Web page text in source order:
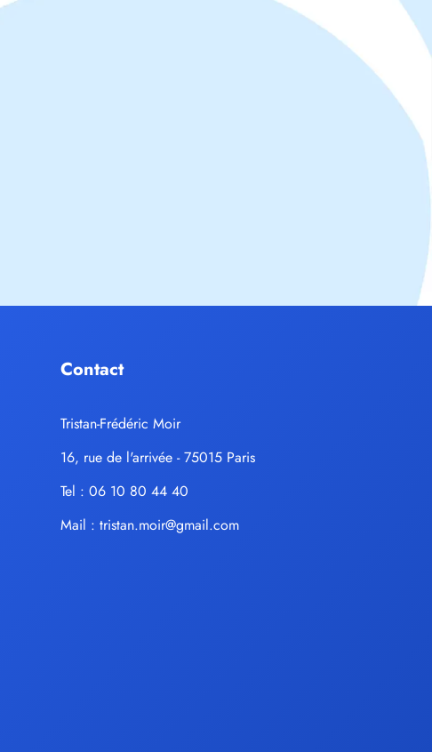
Contact
Tristan-Frédéric Moir
16, rue de l'arrivée - 75015 Paris
Tel : 06 10 80 44 40
Mail :tristan.moir@gmail.com